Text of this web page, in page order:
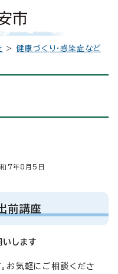
> 健康づくり・感染症など
7年8月5日
前講座
します
お気軽にご相談くださ